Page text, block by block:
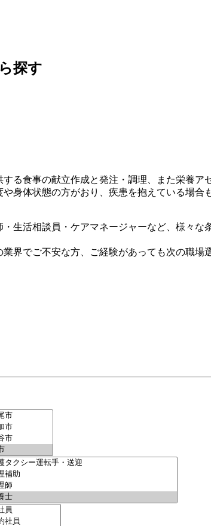
探す
る食事の献立作成と発注・調理、また栄養
身体状態の方がおり、疾患を抱えている場
生活相談員・ケアマネージャーなど、様々
界でご不安な方、ご経験があっても次の職